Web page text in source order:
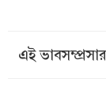
এই